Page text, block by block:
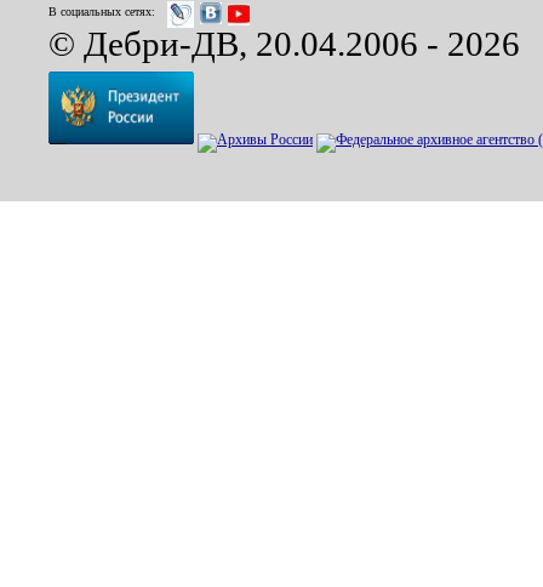
В социальных сетях:
© Дебри-ДВ, 20.04.2006 - 2026